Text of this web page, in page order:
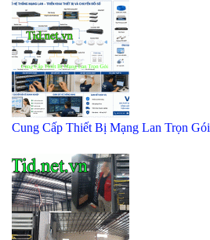
Cung Cấp Thiết Bị Mạng Lan Trọn Gói